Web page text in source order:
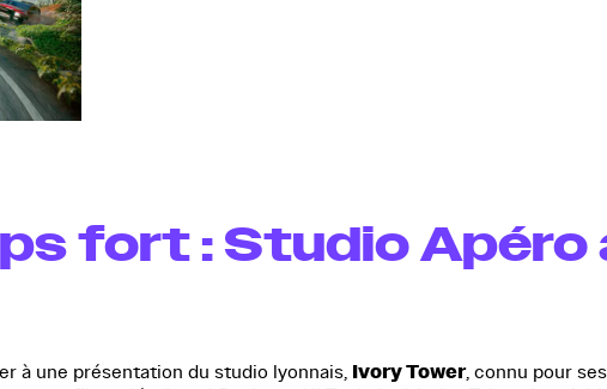
fort : Studio Apéro
à une présentation du studio lyonnais, Ivory Tower, connu pour